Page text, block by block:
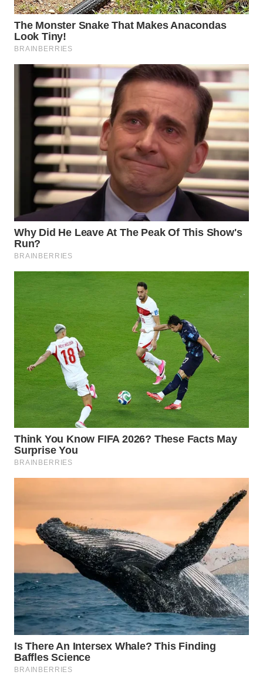
WN
SEMARANG
WN
SOLO
WN
BOROBUDUR
WN
MADURA
WN
SURABAYA
WN
NATUNA
BINTAN
WN
MANDALIKA
WN
LIKUPANG
WN
WN
BORNEO
WAHANA
WAHANA
TANI
WAHANA
ADVOKAT